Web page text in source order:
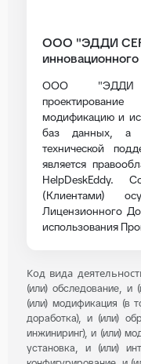
ООО "ЭДДИ
ООО "ЭДДИ
модификацию и
баз данных, а
технической
является
HelpDeskEddy.
(Клиентами)
Лицензионного
использования
Код вида
(или) обследование, и
(или) модификация (в
доработка), и (или)
инжиниринг), и (или)
установка, и (или)